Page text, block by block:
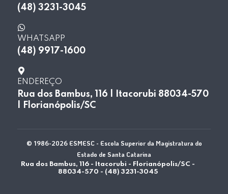
(48) 3231-3045
WHATSAPP
(48) 9917-1600
ENDEREÇO
Rua dos Bambus, 116 | Itacorubi 88034-570
| Florianópolis/SC
© 1986-2026 ESMESC - Escola Superior da Magistratura do
Estado de Santa Catarina
Rua dos Bambus, 116 - Itacorubi - Florianópolis/SC -
88034-570 - (48) 3231-3045